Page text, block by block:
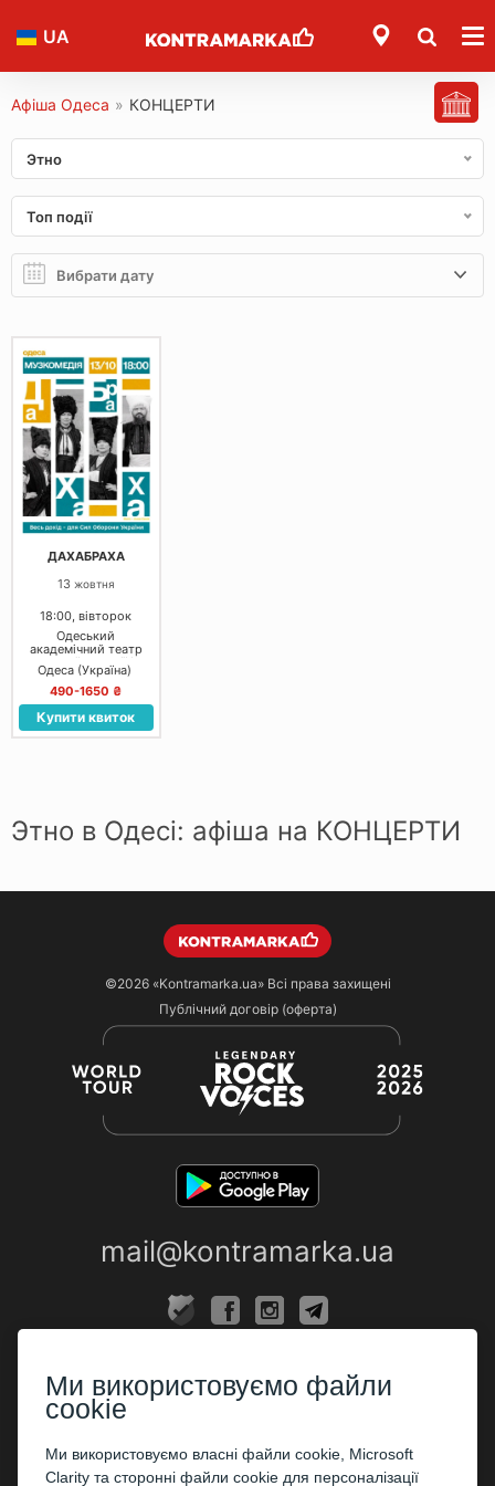
UA
Афіша Одеса » КОНЦЕРТИ
Этно
Топ події
ДАХАБРАХА
13 жовтня
18:00, вівторок
Одеський
академічний театр
музичної комедії ім.
М. Водяного
Одеса (Україна)
490-1650 ₴
Купити квиток
Этно в Одесі: афіша на КОНЦЕРТИ
©2026 «Kontramarka.ua»Всі права захищені
Публічний договір (оферта)
mail@kontramarka.ua
Каси
ПАРТНЕРАМ
Ми використовуємо файли
cookie
Ми використовуємо власні файли cookie, Microsoft
Clarity та сторонні файли cookie для персоналізації